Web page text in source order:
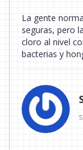
La gente
seguras, pero
cloro al nivel
bacterias y